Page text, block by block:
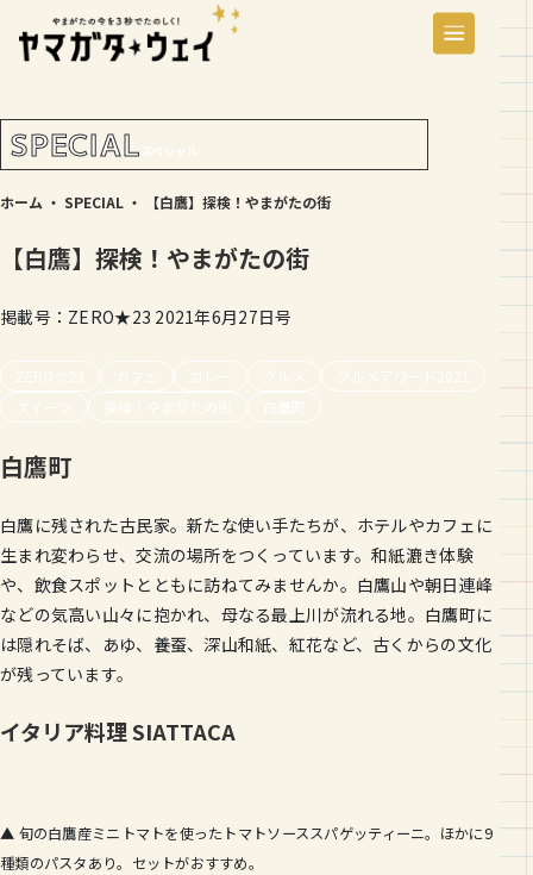
SPECIAL スペシャル
ホーム ・ SPECIAL ・ 【白鷹】探検！やまがたの街
【白鷹】探検！やまがたの街
掲載号：ZERO★23 2021年6月27日号
ZERO☆23 カフェ カレー グルメ
グルメアワード2021
スイーツ
探検！やまがたの街 白鷹町
白鷹町
白鷹に残された古民家。新たな使い手たちが、ホテルやカフェに
生まれ変わらせ、交流の場所をつくっています。和紙漉き体験
や、飲食スポットとともに訪ねてみませんか。白鷹山や朝日連峰
などの気高い山々に抱かれ、母なる最上川が流れる地。白鷹町に
は隠れそば、あゆ、養蚕、深山和紙、紅花など、古くからの文化
が残っています。
イタリア料理 SIATTACA
▲ 旬の白鷹産ミニトマトを使ったトマトソーススパゲッティーニ。ほかに9
種類のパスタあり。セットがおすすめ。